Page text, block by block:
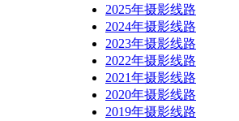
2025年摄影线路
2024年摄影线路
2023年摄影线路
2022年摄影线路
2021年摄影线路
2020年摄影线路
2019年摄影线路